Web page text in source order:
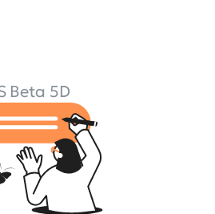
Beta 5D